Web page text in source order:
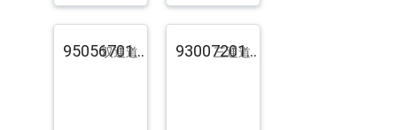
95056701.pst.zip
双通道 93007201.pst.zip
三通道